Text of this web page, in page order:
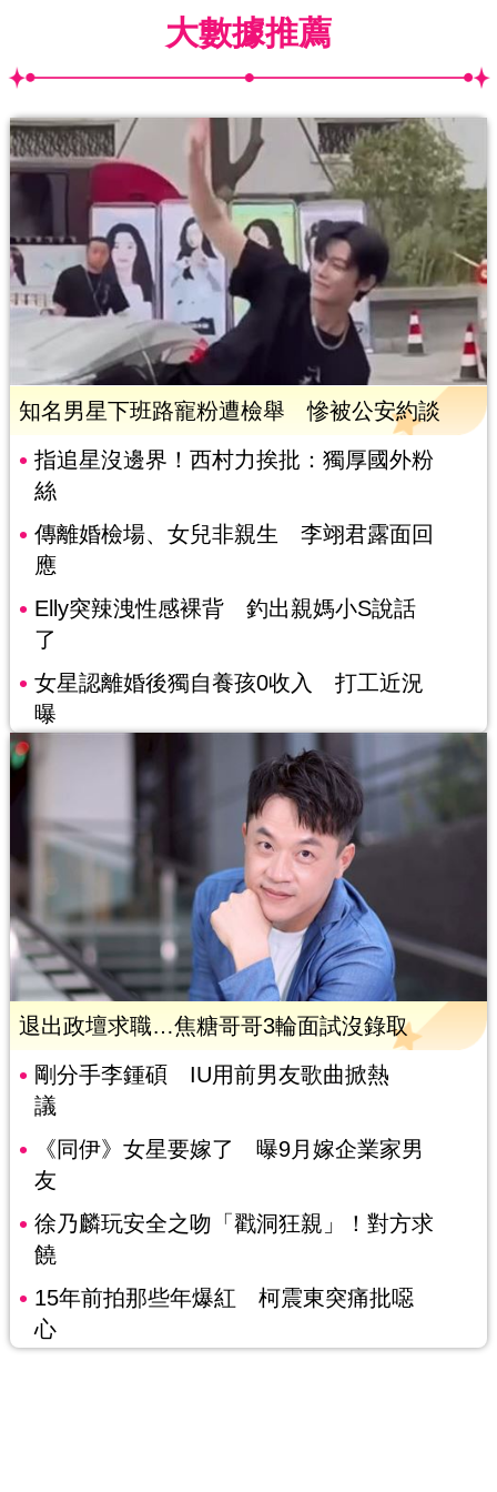
大數據推薦
知名男星下班路寵粉遭檢舉 慘被公安約談
指追星沒邊界！西村力挨批：獨厚國外粉
絲
傳離婚檢場、女兒非親生 李翊君露面回
應
Elly突辣洩性感裸背 釣出親媽小S說話
了
女星認離婚後獨自養孩0收入 打工近況
曝
退出政壇求職…焦糖哥哥3輪面試沒錄取
剛分手李鍾碩 IU用前男友歌曲掀熱
議
《同伊》女星要嫁了 曝9月嫁企業家男
友
徐乃麟玩安全之吻「戳洞狂親」！對方求
饒
15年前拍那些年爆紅 柯震東突痛批噁
心